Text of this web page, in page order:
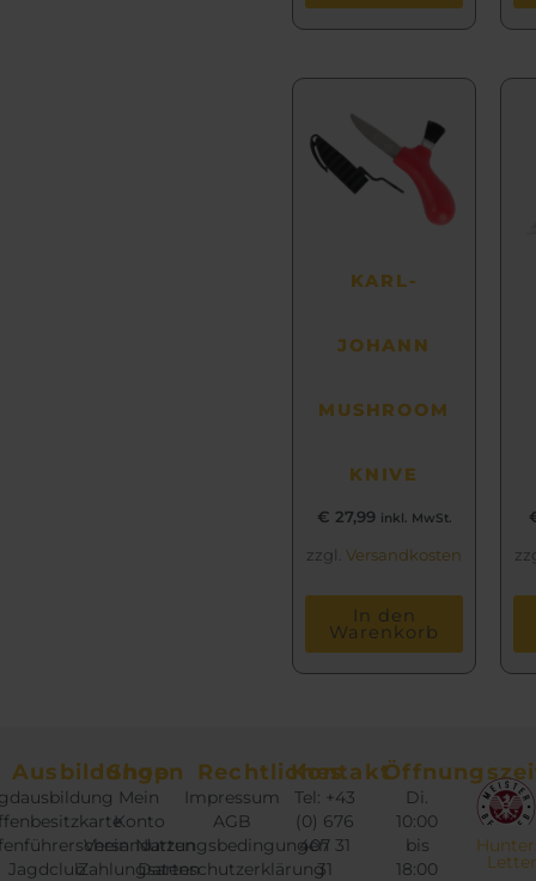
KARL-
JOHANN
MUSHROOM
KNIVE
€ 27,99 inkl. MwSt.
zzgl. Versandkosten
In den
Warenkorb
Ausbildungen
Jagdclub
Shop
Mein
Konto
Versandarten
Zahlungsarten
Rechtliches
Impressum
AGB
Nutzungsbedingungen
Datenschutzerklärung
Kontakt
Tel: +43
(0) 676
407 31
31
Di.
10:00
bis
18:00